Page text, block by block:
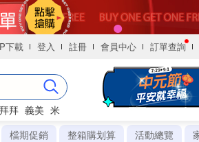
下載 登入 註冊 會員中心 訂單查詢
拜 義美 米
檔期促銷 整箱購划算 活動總覽